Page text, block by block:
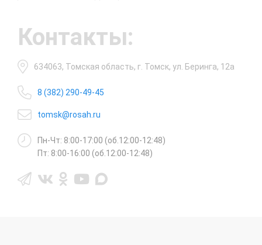
Контакты:
634063, Томская область, г. Томск, ул. Беринга, 12а
8 (382) 290-49-45
tomsk@rosah.ru
Пн-Чт: 8:00-17:00 (об.12:00-12:48)
Пт: 8:00-16:00 (об.12:00-12:48)